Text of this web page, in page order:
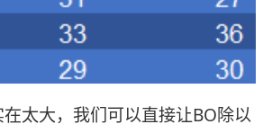
太大，我们可以直接让BO除以